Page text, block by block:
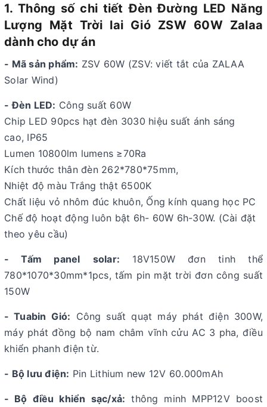
1. Thông số chi tiết Đèn Đường LED Năng
Lượng Mặt Trời lai Gió ZSW 60W Zalaa
dành cho dự án
- Mã sản phẩm: ZSV 60W (ZSV: viết tắt của ZALAA
Solar Wind)
- Đèn LED: Công suất 60W
Chip LED 90pcs hạt đèn 3030 hiệu suất ánh sáng
cao, IP65
Lumen 10800lm lumens ≥70Ra
Kích thước thân đèn 262*780*75mm,
Nhiệt độ màu Trắng thật 6500K
Chất liệu vỏ nhôm đúc khuôn, Ống kính quang học PC
Chế độ hoạt động luôn bật 6h- 60W 6h-30W. (Cài đặt
theo yêu cầu)
- Tấm panel solar: 18V150W đơn tinh thể
780*1070*30mm*1pcs, tấm pin mặt trời đơn công suất
150W
-Tuabin Gió: Công suất quạt máy phát điện 300W,
máy phát đồng bộ nam châm vĩnh cửu AC 3 pha, điều
khiển phanh điện từ.
- Bộ lưu điện: Pin Lithium new 12V 60.000mAh
- Bộ điều khiển sạc/xả: thông minh MPP12V boost